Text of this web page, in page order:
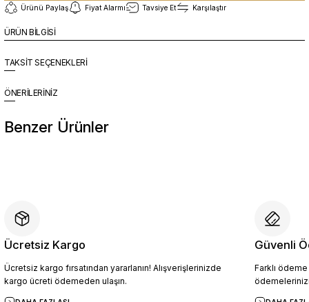
Ürünü Paylaş Fiyat Alarmı Tavsiye Et Karşılaştır
ÜRÜN BİLGİSİ
TAKSİT SEÇENEKLERİ
ÖNERİLERİNİZ
Benzer Ürünler
4.454,10 TL
4.949,00 TL
Sepete Ekle
Ücretsiz Kargo
Ücretsiz kargo fırsatından yararlanın! Alışverişlerinizde
kargo ücreti ödemeden ulaşın.
Güvenli
Farklı